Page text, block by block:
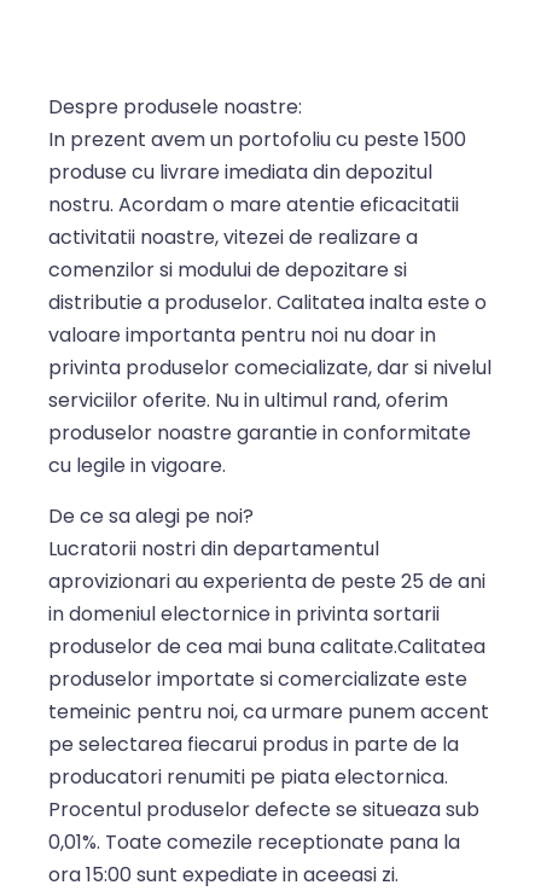
Despre produsele noastre:
In prezent avem un portofoliu cu peste 1500
produse cu livrare imediata din depozitul
nostru. Acordam o mare atentie eficacitatii
activitatii noastre, vitezei de realizare a
comenzilor si modului de depozitare si
distributie a produselor. Calitatea inalta este o
valoare importanta pentru noi nu doar in
privinta produselor comecializate, dar si nivelul
serviciilor oferite. Nu in ultimul rand, oferim
produselor noastre garantie in conformitate
cu legile in vigoare.
De ce sa alegi pe noi?
Lucratorii nostri din departamentul
aprovizionari au experienta de peste 25 de ani
in domeniul electornice in privinta sortarii
produselor de cea mai buna calitate.Calitatea
produselor importate si comercializate este
temeinic pentru noi, ca urmare punem accent
pe selectarea fiecarui produs in parte de la
producatori renumiti pe piata electornica.
Procentul produselor defecte se situeaza sub
0,01%. Toate comezile receptionate pana la
ora 15:00 sunt expediate in aceeasi zi.